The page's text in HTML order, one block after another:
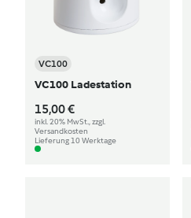
VC100
VC100 Ladestation
15,00 €
inkl. 20% MwSt., zzgl.
Versandkosten
Lieferung 10 Werktage